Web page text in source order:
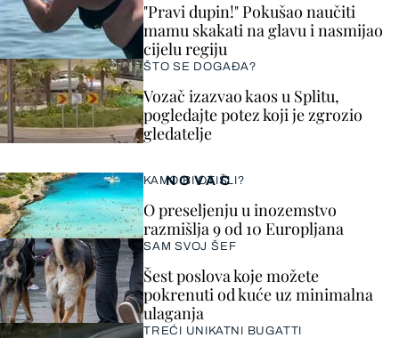
"Pravi dupin!" Pokušao naučiti
mamu skakati na glavu i nasmijao
cijelu regiju
ŠTO SE DOGAĐA?
Vozač izazvao kaos u Splitu,
pogledajte potez koji je zgrozio
gledatelje
NOVAC
KAMO BI OTIŠLI?
O preseljenju u inozemstvo
razmišlja 9 od 10 Europljana
SAM SVOJ ŠEF
Šest poslova koje možete
pokrenuti od kuće uz minimalna
ulaganja
TREĆI UNIKATNI BUGATTI